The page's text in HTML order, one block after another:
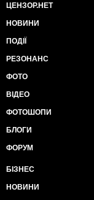
ЦЕНЗОР.НЕТ
НОВИНИ
ПОДІЇ
РЕЗОНАНС
ФОТО
ВІДЕО
ФОТОШОПИ
БЛОГИ
ФОРУМ
БІЗНЕС
НОВИНИ